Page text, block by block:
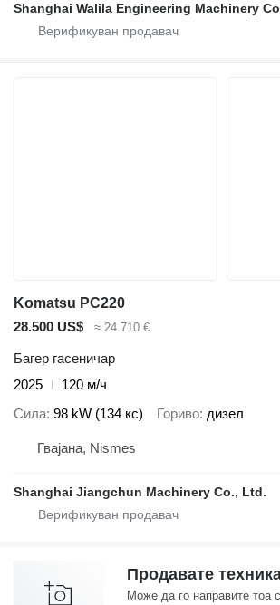
Shanghai Walila Engineering Machinery
Komatsu PC220
28.500 US$
≈ 24.710 €
Багер гасеничар
2025
120 м/ч
Сила 98 kW (134 кс) Гориво дизел
Гвајана, Nismes
Shanghai Jiangchun Machinery Co., Ltd.
Продавате
Може да го направите тоа